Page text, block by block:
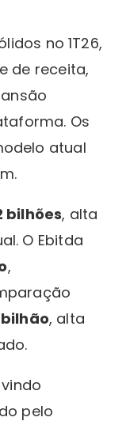
no 1T26,
de receita,
Os
atual
bilhões, alta
O Ebitda
,
bilhão, alta
pelo